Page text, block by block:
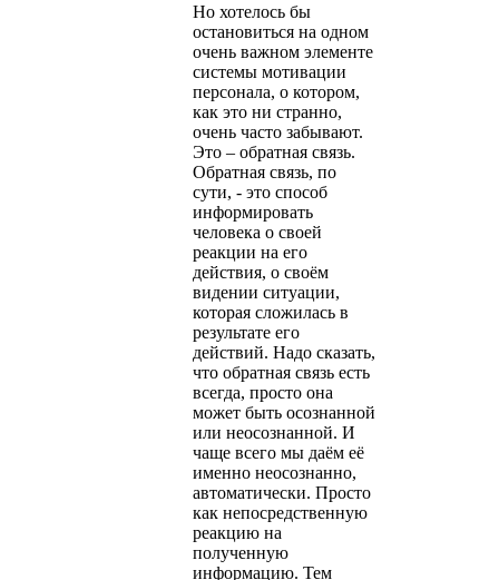
Но хотелось бы
остановиться на одном
очень важном элементе
системы мотивации
персонала, о котором,
как это ни странно,
очень часто забывают.
Это – обратная связь.
Обратная связь, по
сути, - это способ
информировать
человека о своей
реакции на его
действия, о своём
видении ситуации,
которая сложилась в
результате его
действий. Надо сказать,
что обратная связь есть
всегда, просто она
может быть осознанной
или неосознанной. И
чаще всего мы даём её
именно неосознанно,
автоматически. Просто
как непосредственную
реакцию на
полученную
информацию. Тем